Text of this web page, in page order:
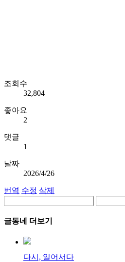
조회수
32,804
좋아요
2
댓글
1
날짜
2026/4/26
번역 수정 삭제
글동네 더보기
다시, 일어서다